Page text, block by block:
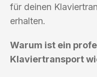
für deinen
erhalten.
Warum ist ein
Klaviertransport